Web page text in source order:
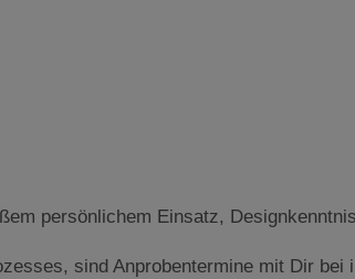
persönlichem Einsatz,
sind Anprobentermine mit Dir